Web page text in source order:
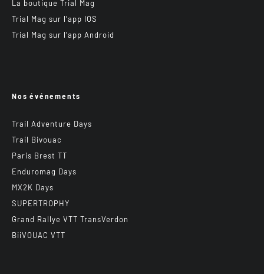
La boutique Trial Mag
Trial Mag sur l’app IOS
Trial Mag sur l’app Android
Nos événements
Trail Adventure Days
Trail Bivouac
Paris Brest TT
Enduromag Days
MX2K Days
SUPERTROPHY
Grand Rallye VTT TransVerdon
BiiVOUAC VTT